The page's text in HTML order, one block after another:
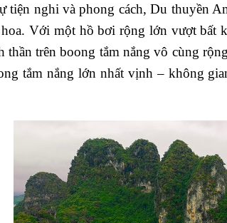
tiện nghi và phong cách, Du thuyền
Với một hồ bơi rộng lớn vượt bất
thần trên boong tắm nắng vô cùng
tắm nắng lớn nhất vịnh – không